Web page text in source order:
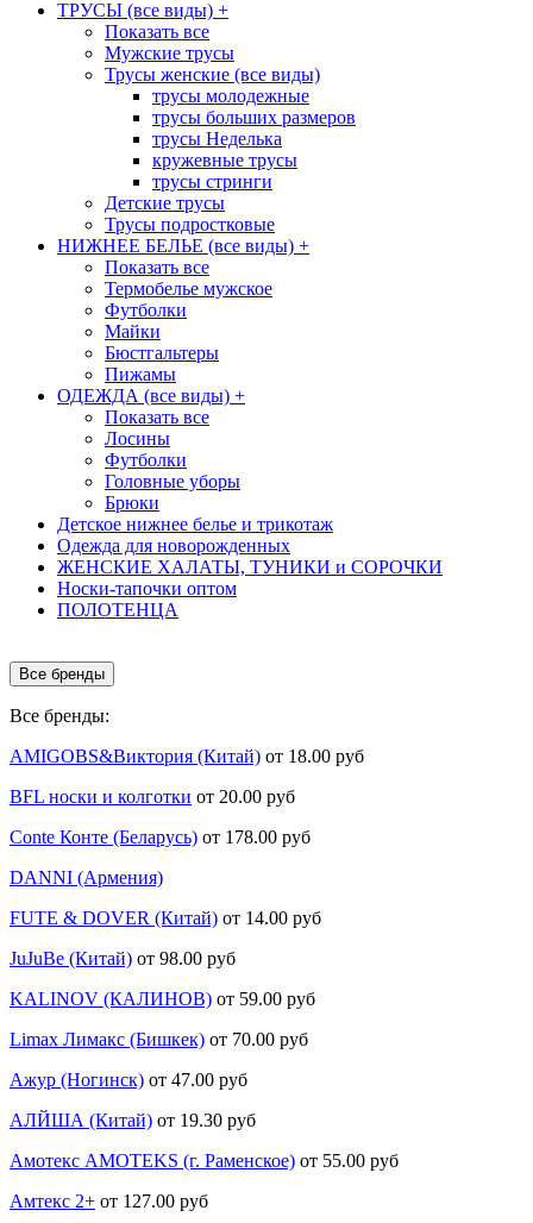
ТРУСЫ (все виды) +
Показать все
Мужские трусы
Трусы женские (все виды)
трусы молодежные
трусы больших размеров
трусы Неделька
кружевные трусы
трусы стринги
Детские трусы
Трусы подростковые
НИЖНЕЕ БЕЛЬЕ (все виды) +
Показать все
Термобелье мужское
Футболки
Майки
Бюстгальтеры
Пижамы
ОДЕЖДА (все виды) +
Показать все
Лосины
Футболки
Головные уборы
Брюки
Детское нижнее белье и трикотаж
Одежда для новорожденных
ЖЕНСКИЕ ХАЛАТЫ, ТУНИКИ и СОРОЧКИ
Носки-тапочки оптом
ПОЛОТЕНЦА
Все бренды
Все бренды:
AMIGOBS&Виктория (Китай) от 18.00 руб
BFL носки и колготки от 20.00 руб
Conte Конте (Беларусь) от 178.00 руб
DANNI (Армения)
FUTE & DOVER (Китай) от 14.00 руб
JuJuBe (Китай) от 98.00 руб
KALINOV (КАЛИНОВ) от 59.00 руб
Limax Лимакс (Бишкек) от 70.00 руб
Ажур (Ногинск) от 47.00 руб
АЛЙША (Китай) от 19.30 руб
Амотекс AMOTEKS (г. Раменское) от 55.00 руб
Амтекс 2+ от 127.00 руб